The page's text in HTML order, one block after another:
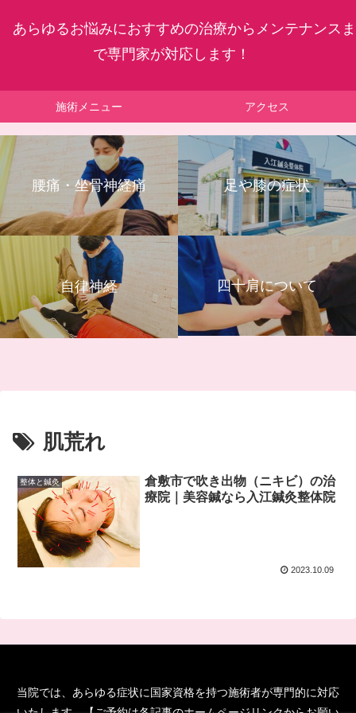
あらゆるお悩みにおすすめの治療からメンテナンスま
で専門家が対応します！
施術メニュー アクセス
腰痛・坐骨神経痛 足や膝の症状
自律神経 四十肩について
肌荒れ
整体と鍼灸
倉敷市で吹き出物（ニキビ）の治
療院｜美容鍼なら入江鍼灸整体院
2023.10.09
当院では、あらゆる症状に国家資格を持つ施術者が専門的に対応